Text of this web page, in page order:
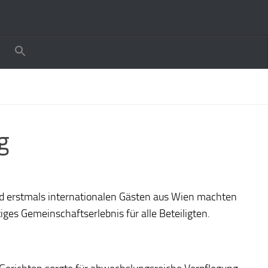
internationalen Gästen aus Wien machten
Gemeinschaftserlebnis für alle Beteiligten.